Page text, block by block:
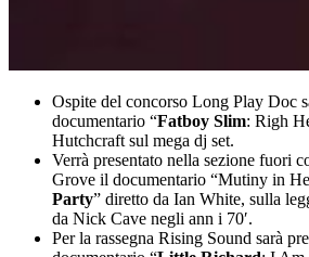
Ospite del concorso Long Play Doc
documentario “Fatboy Slim: Righ
Hutchcraft sul mega dj set.
Verrà presentato nella sezione fuori
Grove il documentario “Mutiny in
Party” diretto da Ian White, sulla
da Nick Cave negli ann i 70′.
Per la rassegna Rising Sound sarà